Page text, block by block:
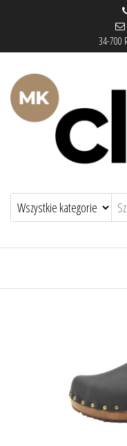
34-700
mkclogs –